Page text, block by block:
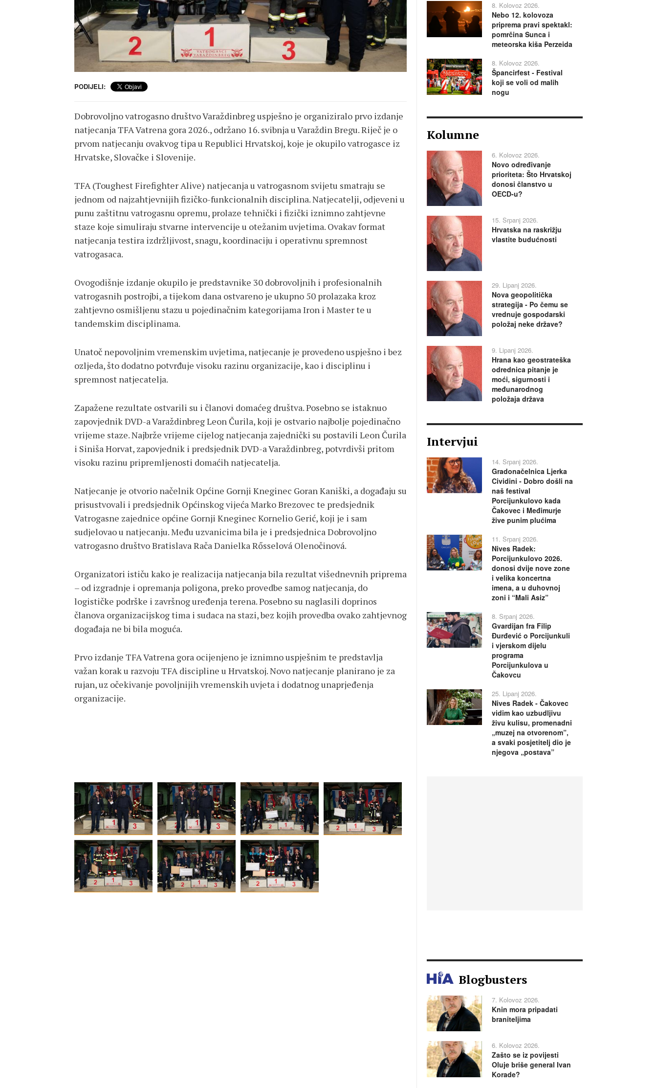
PODIJELI:
Dobrovoljno vatrogasno društvo Varaždinbreguspješno je organiziralo prvo izdanje
natjecanja TFA Vatrena gora 2026., održano 16. svibnja u Varaždin Bregu. Riječ je o
prvom natjecanju ovakvog tipa u Republici Hrvatskoj, koje je okupilo vatrogasce iz
Hrvatske, Slovačke i Slovenije.
TFA (Toughest Firefighter Alive) natjecanja u vatrogasnom svijetu smatraju se
jednom od najzahtjevnijih fizičko-funkcionalnih disciplina. Natjecatelji, odjeveni u
punu zaštitnu vatrogasnu opremu, prolaze tehnički i fizički iznimno zahtjevne
staze koje simuliraju stvarne intervencije u otežanim uvjetima. Ovakav format
natjecanja testira izdržljivost, snagu, koordinaciju i operativnu spremnost
vatrogasaca.
Ovogodišnje izdanje okupilo je predstavnike 30 dobrovoljnih i profesionalnih
vatrogasnih postrojbi, a tijekom dana ostvareno je ukupno 50 prolazaka kroz
zahtjevno osmišljenu stazu u pojedinačnim kategorijama Iron i Master te u
tandemskim disciplinama.
Unatoč nepovoljnim vremenskim uvjetima, natjecanje je provedeno uspješno i bez
ozljeda, što dodatno potvrđuje visoku razinu organizacije, kao i disciplinu i
spremnost natjecatelja.
Zapažene rezultate ostvarili su i članovi domaćeg društva. Posebno se istaknuo
zapovjednik DVD-a Varaždinbreg Leon Čurila, koji je ostvario najbolje pojedinačno
vrijeme staze. Najbrže vrijeme cijelog natjecanja zajednički su postavili Leon Čurila
i Siniša Horvat, zapovjednik i predsjednik DVD-a Varaždinbreg, potvrdivši pritom
visoku razinu pripremljenosti domaćih natjecatelja.
Natjecanje je otvorio načelnik Općine Gornji Kneginec Goran Kaniški, a događaju su
prisustvovali i predsjednik Općinskog vijećaMarko Brezovec te predsjednik
Vatrogasne zajednice općine Gornji Kneginec Kornelio Gerić, koji je i sam
sudjelovao u natjecanju. Među uzvanicima bila je i predsjednicaDobrovoljno
vatrogasno društvo Bratislava RačaDanielka Rősselová Olenočinová.
Organizatori ističu kako je realizacija natjecanja bila rezultat višednevnih priprema
– od izgradnje i opremanja poligona, preko provedbe samog natjecanja, do
logističke podrške i završnog uređenja terena. Posebno su naglasili doprinos
članova organizacijskog tima i sudaca na stazi, bez kojih provedba ovako zahtjevnog
događaja ne bi bila moguća.
Prvo izdanje TFA Vatrena gora ocijenjeno je iznimno uspješnim te predstavlja
važan korak u razvoju TFA discipline u Hrvatskoj. Novo natjecanje planirano je za
rujan, uz očekivanje povoljnijih vremenskih uvjeta i dodatnog unaprjeđenja
organizacije.
8. Kolovoz 2026.
Nebo 12. kolovoza
priprema pravi spektakl:
pomrčina Sunca i
meteorska kiša Perzeida
8. Kolovoz 2026.
Špancirfest - Festival
koji se voli od malih
nogu
Kolumne
6. Kolovoz 2026.
Novo određivanje
prioriteta: Što Hrvatskoj
donosi članstvo u
OECD-u?
15. Srpanj 2026.
Hrvatska na raskrižju
vlastite budućnosti
29. Lipanj 2026.
Nova geopolitička
strategija - Po čemu se
vrednuje gospodarski
položaj neke države?
9. Lipanj 2026.
Hrana kao geostrateška
odrednica pitanje je
moći, sigurnosti i
međunarodnog
položaja država
Intervjui
14. Srpanj 2026.
Gradonačelnica Ljerka
Cividini - Dobro došli na
naš festival
Porcijunkulovo kada
Čakovec i Međimurje
žive punim plućima
11. Srpanj 2026.
Nives Radek:
Porcijunkulovo 2026.
donosi dvije nove zone
i velika koncertna
imena, a u duhovnoj
zoni i “Mali Asiz”
8. Srpanj 2026.
Gvardijan fra Filip
Đurđević o Porcijunkuli
i vjerskom dijelu
programa
Porcijunkulova u
Čakovcu
25. Lipanj 2026.
Nives Radek - Čakovec
vidim kao uzbudljivu
živu kulisu, promenadni
„muzej na otvorenom”,
a svaki posjetitelj dio je
njegova „postava”
Blogbusters
7. Kolovoz 2026.
Knin mora pripadati
braniteljima
6. Kolovoz 2026.
Zašto se iz povijesti
Oluje briše general Ivan
Korade?